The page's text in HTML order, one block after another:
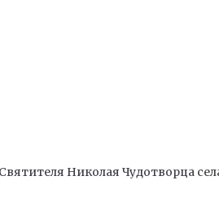
Николая Чудотворца